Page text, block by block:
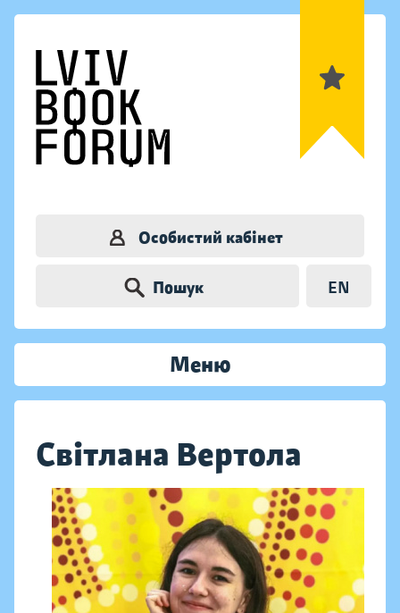
Особистий кабінет
Пошук EN
Меню
Світлана Вертола